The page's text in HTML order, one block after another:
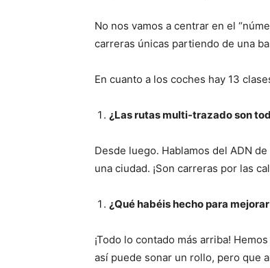
No nos vamos a centrar en el
carreras únicas partiendo de una
En cuanto a los coches hay 13
¿Las rutas multi-trazado son
Desde luego. Hablamos del ADN
una ciudad. ¡Son carreras por las
¿Qué habéis hecho para
¡Todo lo contado más arriba!
así puede sonar un rollo, pero que